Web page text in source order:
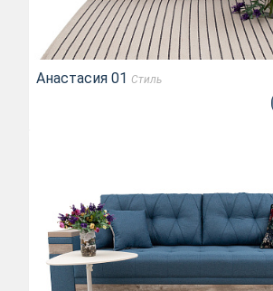
Анастасия 01 Стиль